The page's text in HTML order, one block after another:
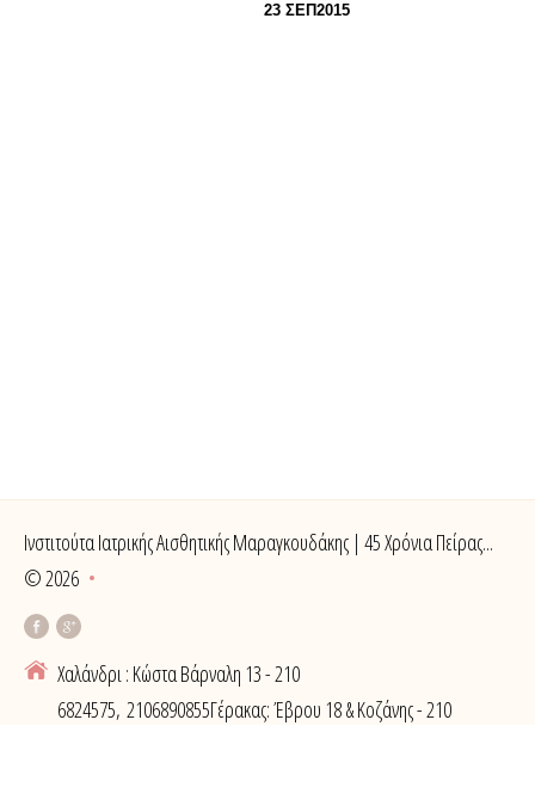
23 ΣΕΠ2015
Ινστιτούτα Ιατρικής Αισθητικής Μαραγκουδάκης | 45 Χρόνια Πείρας...
©2026
Χαλάνδρι : Κώστα Βάρναλη 13 - 210
6824575, 2106890855Γέρακας: Έβρου 18 & Κοζάνης - 210